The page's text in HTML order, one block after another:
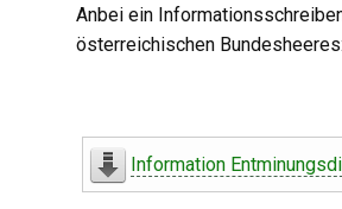
Anbei ein
österreichischen Bundesheeres:
Information